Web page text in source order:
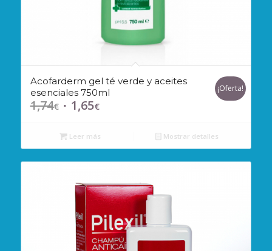
Acofarderm gel té verde y aceites
esenciales 750ml
1,74€ El
original
era:
1,74€.
1,65€El
actual
es:
1,65€.
¡Oferta!
Leer más Mostrar detalles